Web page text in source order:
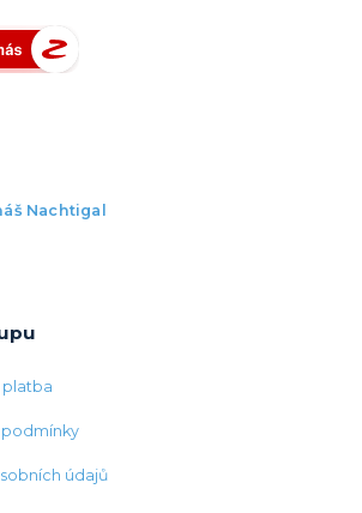
Nachtigal
platba
údajů